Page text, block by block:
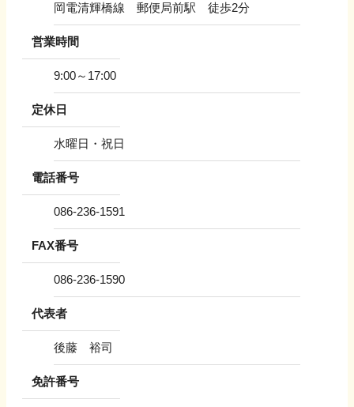
岡電清輝橋線 郵便局前駅 徒歩2分
営業時間
9:00～17:00
定休日
水曜日・祝日
電話番号
086-236-1591
FAX番号
086-236-1590
代表者
後藤 裕司
免許番号